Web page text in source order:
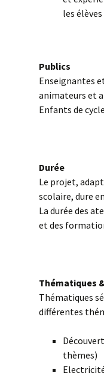
les
Publics
Enseignantes
animateurs et
Enfants de
Durée
Le projet,
scolaire, dure
La durée des
et des
Thématiques
Thématiques
différentes
thèmes)